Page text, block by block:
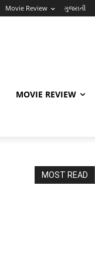
Movie Review ગુજરાતી
MOVIE REVIEW
MOST READ